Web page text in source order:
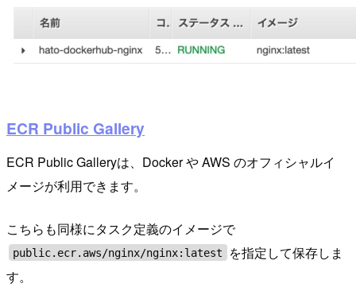
ECR Public Gallery
ECR Public Galleryは、Docker や AWS のオフィシャルイ
メージが利用できます。
こちらも同様にタスク定義のイメージで
public.ecr.aws/nginx/nginx:latest
を指定して保存しま
す。